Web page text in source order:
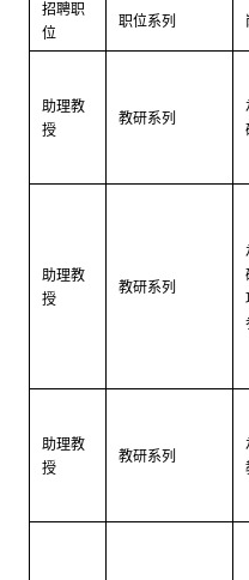
招聘职
位
职位系列
助理教
授
教研系列
助理教
授
教研系列
助理教
授
教研系列